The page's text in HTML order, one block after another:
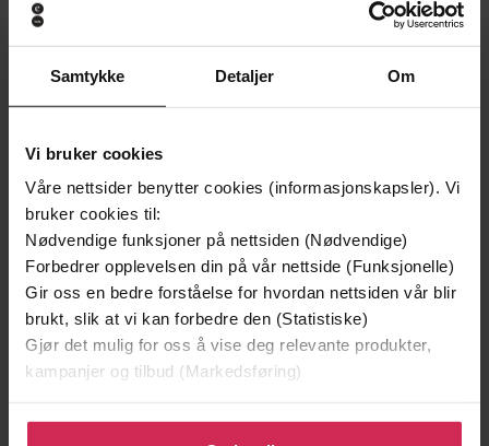
Samtykke Detaljer Om
Vi bruker cookies
Våre nettsider benytter cookies (informasjonskapsler). Vi
bruker cookies til:
Nødvendige funksjoner på nettsiden (Nødvendige)
Forbedrer opplevelsen din på vår nettside (Funksjonelle)
Gir oss en bedre forståelse for hvordan nettsiden vår blir
brukt, slik at vi kan forbedre den (Statistiske)
Gjør det mulig for oss å vise deg relevante produkter,
kampanjer og tilbud (Markedsføring)
Klikk på «Godta alle» for å gi oss ditt samtykke til å
199,-
EBOK
349,-
Undertittel From the Dali Wallbanger to the Stinger
Sargent, cocktails with an artistic twist
Forfattere Ilex Press (forfatter)
Forlag Ilex Press
02.09.2019